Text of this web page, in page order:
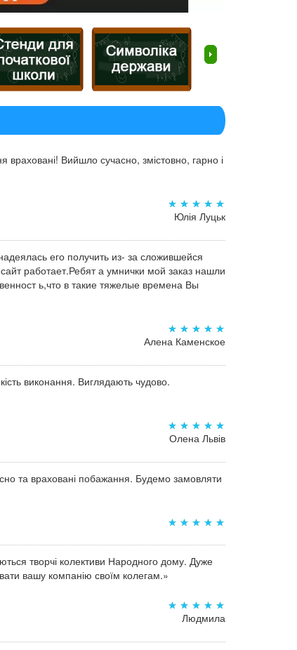
Вийшло сучасно, змістовно, гарно і
Юлія Луцьк
его получить из- за сложившейся
работает.Ребят а умнички мой заказ нашли
ь,что в такие тяжелые времена Вы
Алена Каменское
виконання. Виглядають чудово.
Олена Львів
та враховані побажання. Будемо замовляти
творчі колективи Народного дому. Дуже
вашу компанію своїм колегам.»
Людмила